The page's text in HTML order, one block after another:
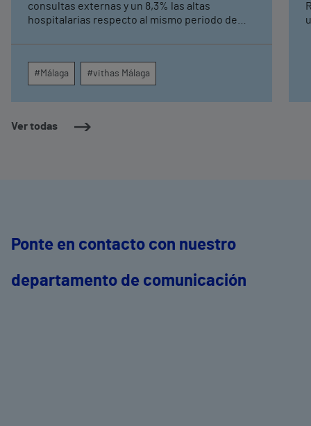
Ver todas
consultas externas y un 8,3% las altas
hospitalarias respecto al mismo periodo de
provincia dispara un 140% las intervenciones
quirúrgicas ambulatorias y un 7% las consultas
como oftalmología, aparato digestivo,
#Málaga #vithas Málaga
Ponte en contacto con nuestro
departamento de comunicación